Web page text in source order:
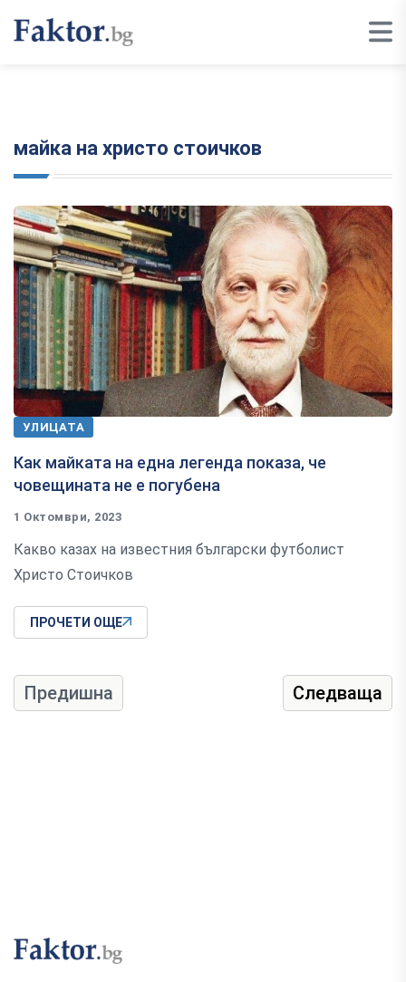
майка на христо стоичков
УЛИЦАТА
Как майката на една легенда показа, че
човещината не е погубена
1 Октомври, 2023
Какво казах на известния български футболист
Христо Стоичков
ПРОЧЕТИ ОЩЕ
Предишна Следваща